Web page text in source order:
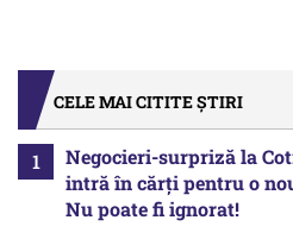
CELE MAI CITITE ȘTIRI
Negocieri-surpriză la
intră în cărți pentru o
Nu poate fi ignorat!